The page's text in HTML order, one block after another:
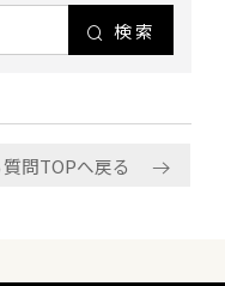
検索
問TOPへ戻る